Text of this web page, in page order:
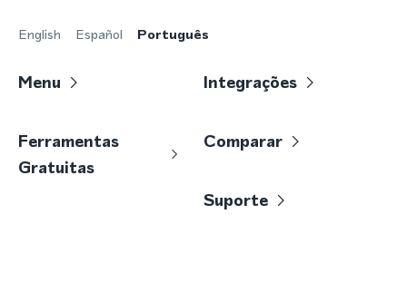
English Español Português
Menu Integrações
Ferramentas
Gratuitas
Comparar
Suporte